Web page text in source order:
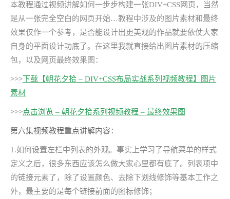
本教程通过视频讲解如何一步步构建一张DIV+CSS网页，当然
是从一张完全空白的网页开始…教程中涉及的图片素材和最终
效果仅作一个参考，是否能设计出更美观的作品就要依仗大家
自身的平面设计功底了。在这里我就直接给出图片素材的压缩
包，以及网页最终效果图：
>>>下载【朝花夕拾 – DIV+CSS布局实战系列视频教程】图片
素材
>>>点击浏览 – 朝花夕拾系列视频教程 – 最终效果图
第六集视频教程重点讲解内容：
1.如何设置左栏中列表的外观。事实上学习了导航菜单的样式
定义之后，很多东西应该怎么做大家心里都有底了。列表项中
的链接元素了，除了设置颜色、去除下划线修饰等基本工作之
外，最主要的是每个链接前面的图标修饰；